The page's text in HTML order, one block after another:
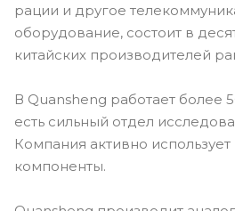
рации и другое
оборудование, состоит в
китайских производителей
В Quansheng работает более
есть сильный отдел
Компания активно
компоненты.